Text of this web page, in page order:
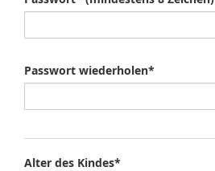
Passwort wiederholen*
Alter des Kindes*